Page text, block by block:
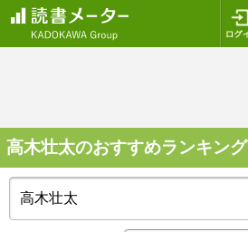
高木壮太のおすすめランキング